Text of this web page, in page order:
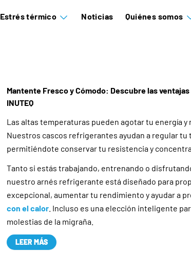
Estrés térmico Noticias Quiénes somos
Mantente Fresco y Cómodo: Descubre las
INUTEQ
Las altas temperaturas pueden agotar tu energía y
Nuestros cascos refrigerantes ayudan a regular
permitiéndote conservar tu resistencia y
Tanto si estás trabajando, entrenando o
nuestro arnés refrigerante está diseñado para
excepcional, aumentar tu rendimiento y ayudar a
con el calor . Incluso es una elección inteligente
molestias de la migraña.
LEER MÁS